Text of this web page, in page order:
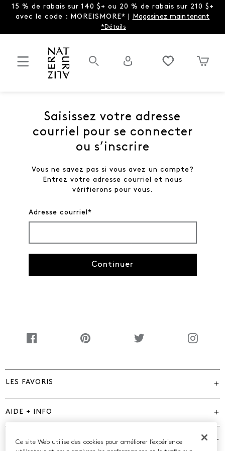
15 % de rabais sur 140 $+ ou 20 % de rabais sur 210 $+
avec le code : MOREISMORE* | Magasinez maintenant
*Détails
Saisissez votre adresse
courriel pour se connecter
ou s’inscrire
Vous ne savez pas si vous avez un compte?
Entrez votre adresse courriel et nous
vérifierons pour vous.
Adresse courriel*
Continuer
LES FAVORIS
AIDE + INFO
MARQUES
Ce site Web utilise des cookies pour améliorer l’expérience